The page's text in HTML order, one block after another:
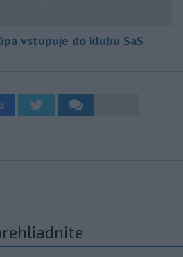
vstupuje do klubu SaS